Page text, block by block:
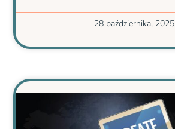
28 października, 2025